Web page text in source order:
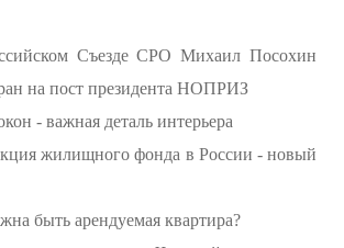
Съезде СРО Михаил Посохин
на пост президента НОПРИЗ
- важная деталь интерьера
жилищного фонда в России - новый
быть арендуемая квартира?